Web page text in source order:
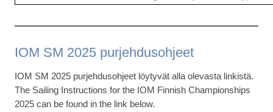
IOM SM 2025 purjehdusohjeet
IOM SM 2025 purjehdusohjeet löytyvät alla olevasta linkistä.
The Sailing Instructions for the IOM Finnish Championships
2025 can be found in the link below.